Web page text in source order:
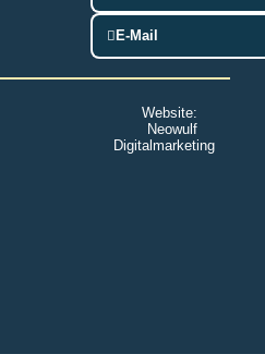
E-Mail
Website:
Neowulf
Digitalmarketing